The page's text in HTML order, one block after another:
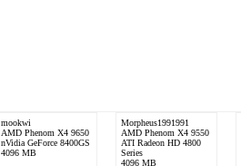
mookwi
AMD Phenom X4 9650
nVidia GeForce 8400GS
4096 MB
Morpheus1991991
AMD Phenom X4 9550
ATI Radeon HD 4800
Series
4096 MB